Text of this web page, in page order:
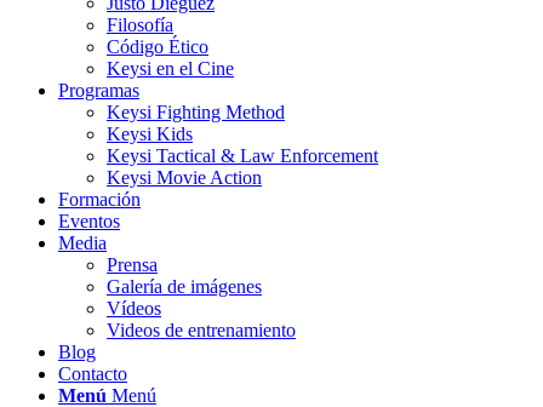
Filosofía
Código Ético
Keysi en el Cine
Programas
Keysi Fighting Method
Keysi Kids
Keysi Tactical & Law Enforcement
Keysi Movie Action
Formación
Eventos
Media
Prensa
Galería de imágenes
Vídeos
Videos de entrenamiento
Blog
Contacto
Menú Menú